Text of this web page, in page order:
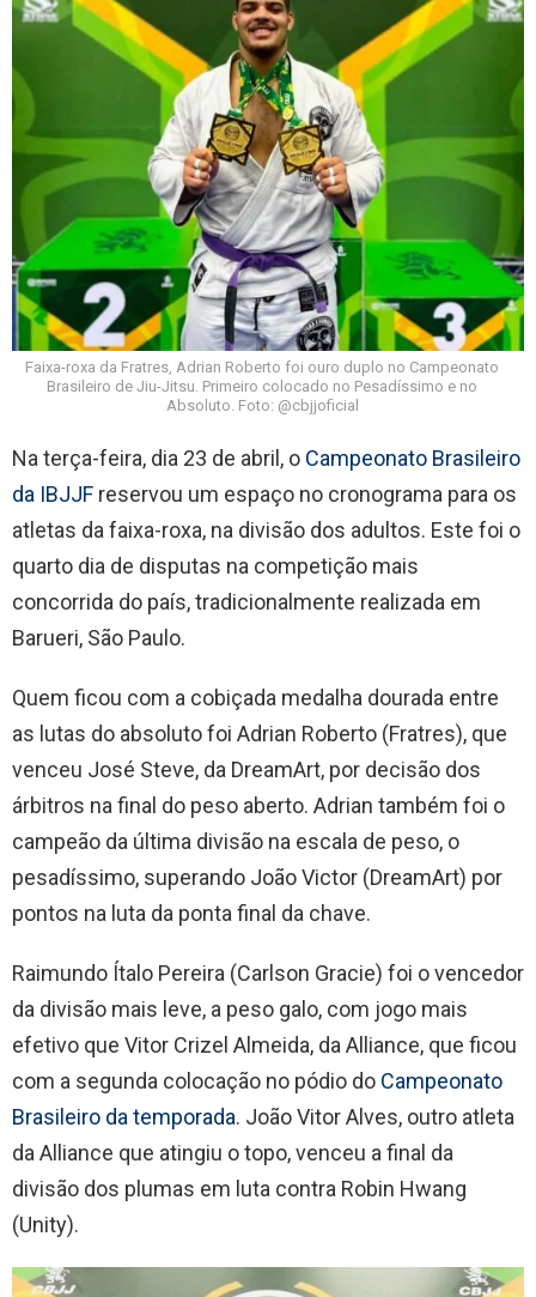
Faixa-roxa da Fratres, Adrian Roberto foi ouro duplo no Campeonato
Brasileiro de Jiu-Jitsu. Primeiro colocado no Pesadíssimo e no
Absoluto. Foto: @cbjjoficial
Na terça-feira, dia 23 de abril, o Campeonato Brasileiro
da IBJJF reservou um espaço no cronograma para os
atletas da faixa-roxa, na divisão dos adultos. Este foi o
quarto dia de disputas na competição mais
concorrida do país, tradicionalmente realizada em
Barueri, São Paulo.
Quem ficou com a cobiçada medalha dourada entre
as lutas do absoluto foi Adrian Roberto (Fratres), que
venceu José Steve, da DreamArt, por decisão dos
árbitros na final do peso aberto. Adrian também foi o
campeão da última divisão na escala de peso, o
pesadíssimo, superando João Victor (DreamArt) por
pontos na luta da ponta final da chave.
Raimundo Ítalo Pereira (Carlson Gracie) foi o vencedor
da divisão mais leve, a peso galo, com jogo mais
efetivo que Vitor Crizel Almeida, da Alliance, que ficou
com a segunda colocação no pódio do Campeonato
Brasileiro da temporada. João Vitor Alves, outro atleta
da Alliance que atingiu o topo, venceu a final da
divisão dos plumas em luta contra Robin Hwang
(Unity).